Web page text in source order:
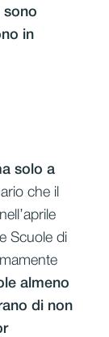
sono
in
solo a
che il
Scuole di
almeno
di non